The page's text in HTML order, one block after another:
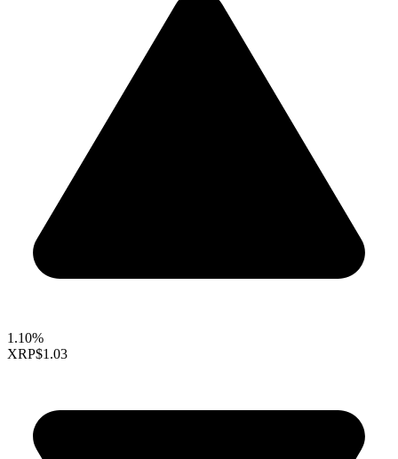
1.10%
XRP$1.03